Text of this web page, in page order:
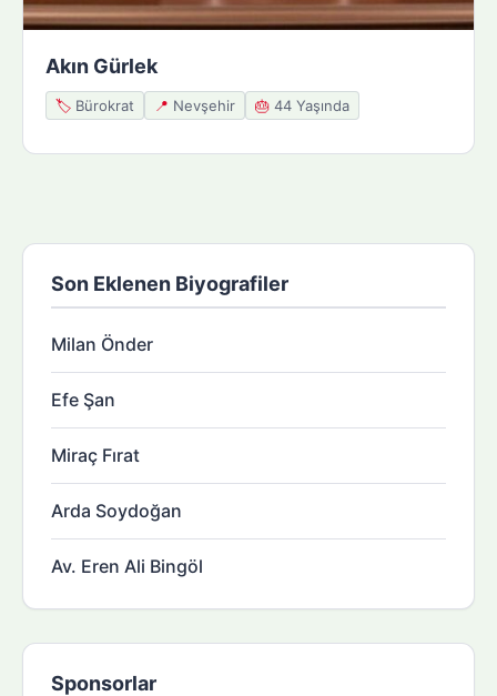
Akın Gürlek
🏷️ Bürokrat 📍 Nevşehir 🎂 44 Yaşında
Son Eklenen Biyografiler
Milan Önder
Efe Şan
Miraç Fırat
Arda Soydoğan
Av. Eren Ali Bingöl
Sponsorlar